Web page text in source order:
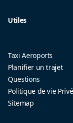
Utiles
Taxi Aeroports
Planifier un trajet
Questions
Politique de vie
Sitemap